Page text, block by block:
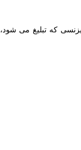
که تبلیغ می شود،